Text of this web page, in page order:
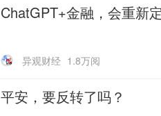
ChatGPT+金融，会重新
异观财经 1.8万阅
平安，要反转了吗？